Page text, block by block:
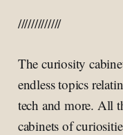
/////////////
The curiosity
endless topics
tech and more. All
cabinets of